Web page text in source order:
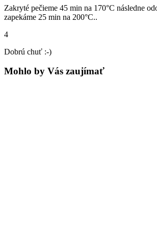
Zakryté pečieme 45 min na 170°C následne
zapekáme 25 min na 200°C..
4
Dobrú chuť :-)
Mohlo by Vás zaujímať